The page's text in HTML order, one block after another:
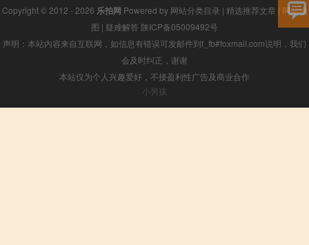
Copyright © 2012 - 2026 乐拍网 Powered by 网站分类目录 | 精选推荐文章 | 网站地
图 | 疑难解答 陕ICP备05009492号
声明：本站内容来自互联网，如信息有错误可发邮件到f_fb#foxmail.com说明，我们
会及时纠正，谢谢
本站仅为个人兴趣爱好，不接盈利性广告及商业合作
小男孩